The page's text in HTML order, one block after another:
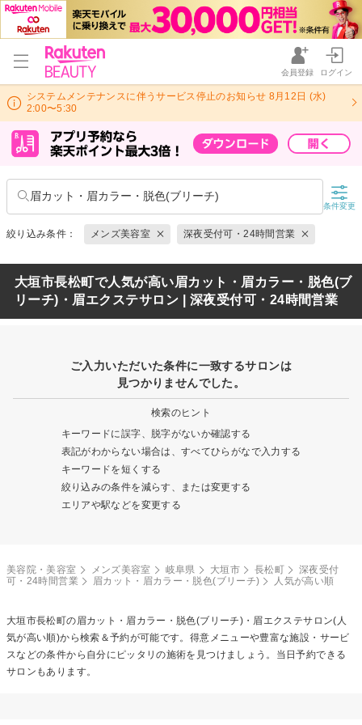
会員登録 ログイン
システムメンテナンスに伴うサービス停止のお知らせ 8月12日 (水)
2:00〜5:30
眉カット・眉カラー・脱色(ブリーチ)
条件変更
絞り込み条件： メンズ美容室 深夜受付可・24時間営業
大垣市長松町で人気が高い眉カット・眉カラー・脱色(ブ
リーチ)・眉エクステサロン | 深夜受付可・24時間営業
ご入力いただいた条件に一致するサロンは
見つかりませんでした。
検索のヒント
キーワードに誤字、脱字がないか確認する
表記がわからない場合は、すべてひらがなで入力する
キーワードを短くする
絞り込みの条件を減らす、または変更する
エリアや駅などを変更する
美容院・美容室 メンズ美容室 岐阜県 大垣市 長松町
深夜受付
可・24時間営業
眉カット・眉カラー・脱色(ブリーチ) 人気が高い順
大垣市長松町の 眉カット・眉カラー・脱色(ブリーチ)・眉エクステサロン(人
気が高い順)から検索＆予約が可能です。得意メニューや豊富な施設・サービ
スなどの条件から自分にピッタリの施術を見つけましょう。当日予約できる
サロンもあります。